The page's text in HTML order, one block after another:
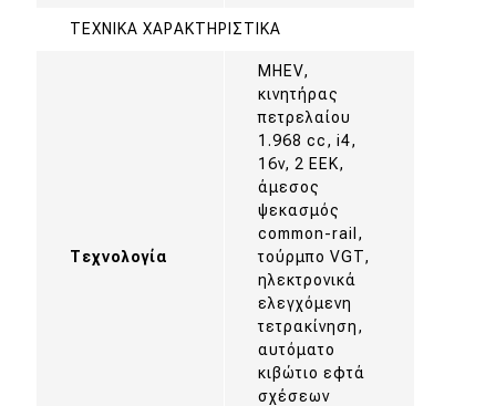
ΤΕΧΝΙΚΑ ΧΑΡΑΚΤΗΡΙΣΤΙΚΑ
Τεχνολογία
MHEV,
κινητήρας
πετρελαίου
1.968 cc, i4,
16v, 2 ΕΕΚ,
άμεσος
ψεκασμός
common-rail,
τούρμπο VGT,
ηλεκτρονικά
ελεγχόμενη
τετρακίνηση,
αυτόματο
κιβώτιο εφτά
σχέσεων